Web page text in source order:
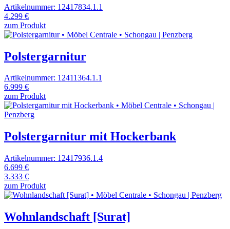
Artikelnummer: 12417834.1.1
4.299 €
zum Produkt
Polstergarnitur
Artikelnummer: 12411364.1.1
6.999 €
zum Produkt
Polstergarnitur mit Hockerbank
Artikelnummer: 12417936.1.4
6.699 €
3.333 €
zum Produkt
Wohnlandschaft [Surat]